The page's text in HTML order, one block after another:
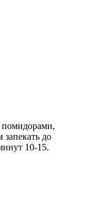
помидорами,
до
10-15.